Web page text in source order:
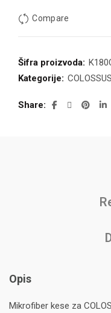
Compare
Šifra proizvoda:
Kategorije: COLOSSUS
Share
Opis
Mikrofiber kese za